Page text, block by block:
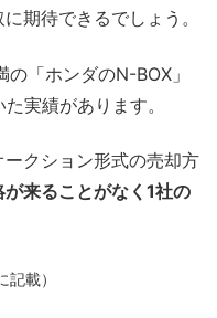
期待できるでしょう。
「ホンダのN-BOX」
実績があります。
クション形式の売却方
来ることがなく1社の
載）